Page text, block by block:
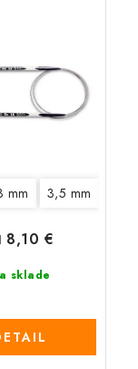
mm 5 mm
mm 3,5 mm
sklade
8,10 €